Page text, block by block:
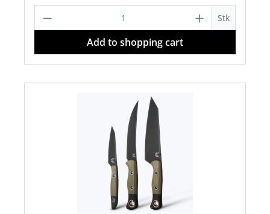
Product Quantity: Enter the desired
Stk
Add to shopping cart